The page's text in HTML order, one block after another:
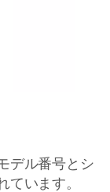
デル番号とシ
ています。